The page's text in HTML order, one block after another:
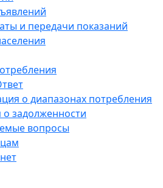
и передачи показаний
о диапазонах потребления
задолженности
вопросы